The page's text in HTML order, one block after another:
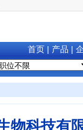
首页| 产品 |
物科技有